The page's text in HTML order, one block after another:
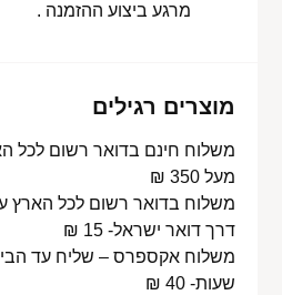
מרגע ביצוע ההזמנה .
מוצרים רגילים
מעל 350 ₪
דרך דואר ישראל- 15 ₪
שעות- 40 ₪